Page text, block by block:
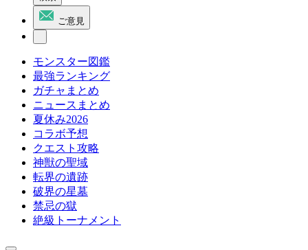
ご意見
モンスター図鑑
最強ランキング
ガチャまとめ
ニュースまとめ
夏休み2026
コラボ予想
クエスト攻略
神獣の聖域
転界の遺跡
破界の星墓
禁忌の獄
絶級トーナメント